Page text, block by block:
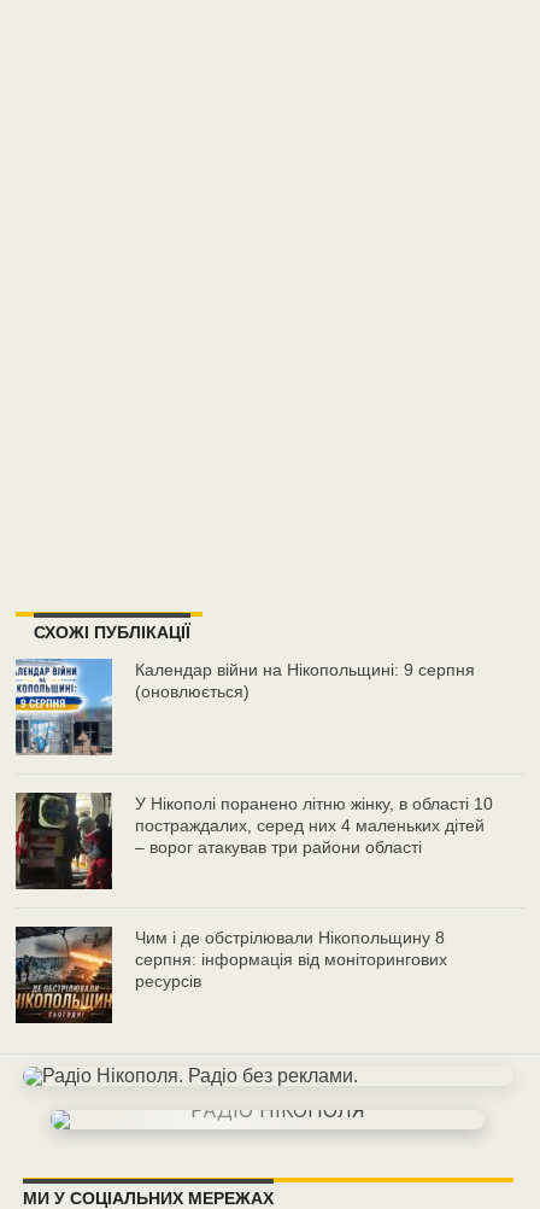
СХОЖІ ПУБЛІКАЦІЇ
Календар війни на Нікопольщині: 9 серпня
(оновлюється)
У Нікополі поранено літню жінку, в області 10
постраждалих, серед них 4 маленьких дітей
– ворог атакував три райони області
Чим і де обстрілювали Нікопольщину 8
серпня: інформація від моніторингових
ресурсів
МИ У СОЦІАЛЬНИХ МЕРЕЖАХ